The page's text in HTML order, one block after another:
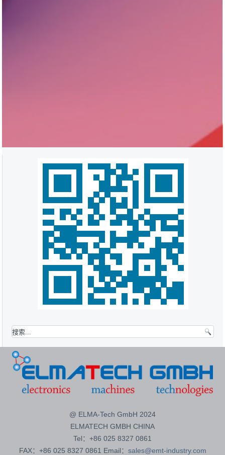
@ ELMA-Tech GmbH 2024
ELMATECH GMBH CHINA
Tel：+86 025 8327 0861
FAX：+86 025 8327 0861 Email： sales@emt-industry.com